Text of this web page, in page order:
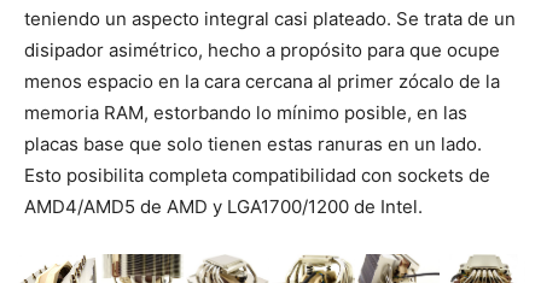
teniendo un aspecto integral casi plateado. Se trata de un
disipador asimétrico, hecho a propósito para que ocupe
menos espacio en la cara cercana al primer zócalo de la
memoria RAM, estorbando lo mínimo posible, en las
placas base que solo tienen estas ranuras en un lado.
Esto posibilita completa compatibilidad con sockets de
AMD4/AMD5 de AMD y LGA1700/1200 de Intel.